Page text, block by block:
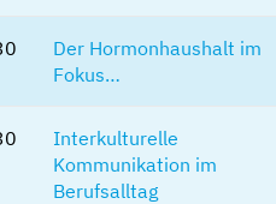
Der Hormonhaushalt im
Fokus…
Interkulturelle
Kommunikation im
Berufsalltag